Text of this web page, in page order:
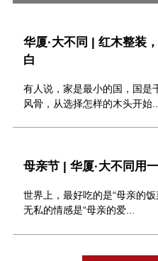
华厦·大不同 | 红木整装
白
有人说，家是最小的国，国是
风骨，从选择怎样的木头开始...
母亲节 | 华厦·大不同用
世界上，最好吃的是“母亲的
无私的情感是“母亲的爱...